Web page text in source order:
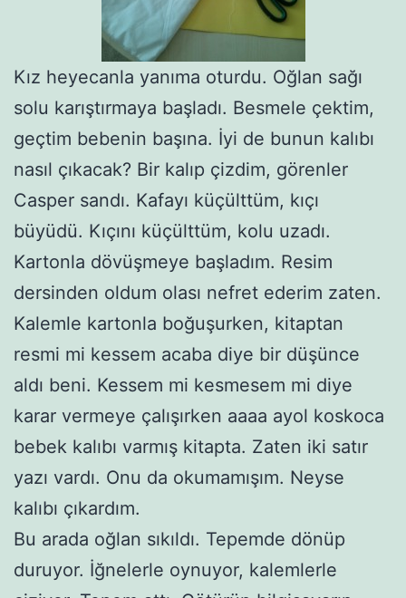
Kız heyecanla yanıma oturdu. Oğlan sağı
solu karıştırmaya başladı. Besmele çektim,
geçtim bebenin başına. İyi de bunun kalıbı
nasıl çıkacak? Bir kalıp çizdim, görenler
Casper sandı. Kafayı küçülttüm, kıçı
büyüdü. Kıçını küçülttüm, kolu uzadı.
Kartonla dövüşmeye başladım. Resim
dersinden oldum olası nefret ederim zaten.
Kalemle kartonla boğuşurken, kitaptan
resmi mi kessem acaba diye bir düşünce
aldı beni. Kessem mi kesmesem mi diye
karar vermeye çalışırken aaaa ayol koskoca
bebek kalıbı varmış kitapta. Zaten iki satır
yazı vardı. Onu da okumamışım. Neyse
kalıbı çıkardım.
Bu arada oğlan sıkıldı. Tepemde dönüp
duruyor. İğnelerle oynuyor, kalemlerle